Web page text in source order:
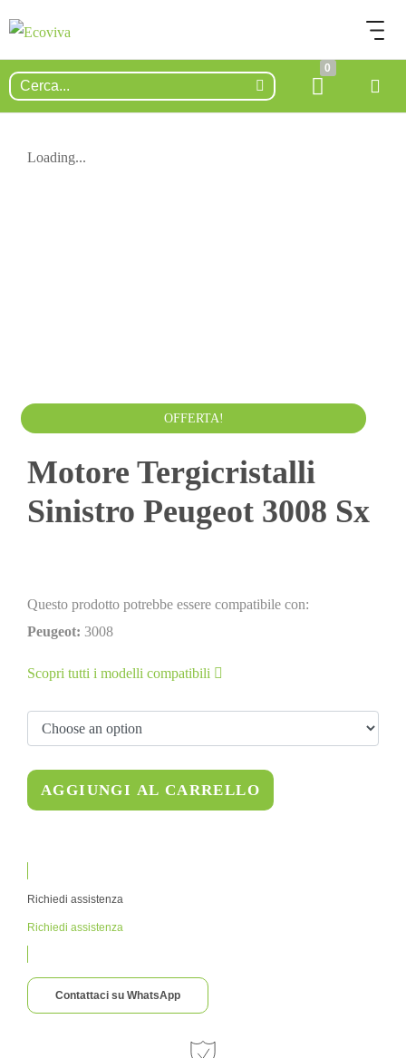
0
Loading...
OFFERTA!
€ IVA esclusa
Motore Tergicristalli
Sinistro Peugeot 3008 Sx
Questo prodotto potrebbe essere compatibile con:
Peugeot: 3008
Scopri tutti i modelli compatibili
AGGIUNGI AL CARRELLO
Richiedi assistenza
Richiedi assistenza
Contattaci su WhatsApp